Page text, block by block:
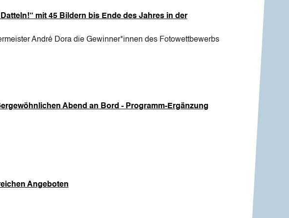
mit 45 Bildern bis Ende des Jahres in der
André Dora die Gewinner*innen des Fotowettbewerbs
Abend an Bord - Programm-Ergänzung
Angeboten